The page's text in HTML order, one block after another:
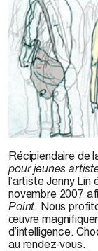
Récipiendaire de
pour jeunes
l’artiste Jenny Lin
novembre 2007
Point. Nous
œuvre
d’intelligence.
au rendez-vous.